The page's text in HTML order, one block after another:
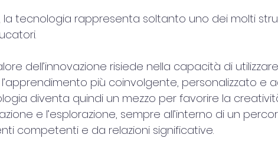
la tecnologia rappresenta soltanto uno dei molti
dell’innovazione risiede nella capacità di
più coinvolgente, personalizzato e
diventa quindi un mezzo per favorire la
e l’esplorazione, sempre all’interno di un
competenti e da relazioni significative.